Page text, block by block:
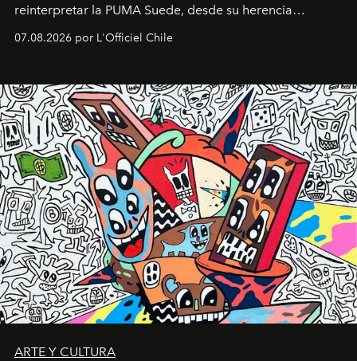
reinterpretar la PUMA Suede, desde su herencia
deportiva hasta una mirada moderna inspirada en el
diseño y el universo outdoor.
07.08.2026 por L'Officiel Chile
ARTE Y CULTURA